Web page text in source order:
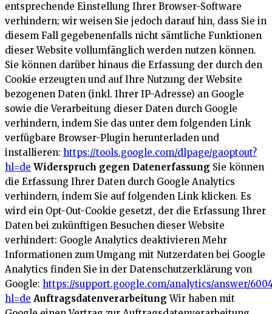
entsprechende Einstellung Ihrer Browser-Software
verhindern; wir weisen Sie jedoch darauf hin, dass Sie in
diesem Fall gegebenenfalls nicht sämtliche Funktionen
dieser Website vollumfänglich werden nutzen können.
Sie können darüber hinaus die Erfassung der durch den
Cookie erzeugten und auf Ihre Nutzung der Website
bezogenen Daten (inkl. Ihrer IP-Adresse) an Google
sowie die Verarbeitung dieser Daten durch Google
verhindern, indem Sie das unter dem folgenden Link
verfügbare Browser-Plugin herunterladen und
installieren: https://tools.google.com/dlpage/gaoptout?
hl=de Widerspruch gegen Datenerfassung Sie können
die Erfassung Ihrer Daten durch Google Analytics
verhindern, indem Sie auf folgenden Link klicken. Es
wird ein Opt-Out-Cookie gesetzt, der die Erfassung Ihrer
Daten bei zukünftigen Besuchen dieser Website
verhindert: Google Analytics deaktivieren Mehr
Informationen zum Umgang mit Nutzerdaten bei Google
Analytics finden Sie in der Datenschutzerklärung von
Google: https://support.google.com/analytics/answer/
hl=de Auftragsdatenverarbeitung Wir haben mit